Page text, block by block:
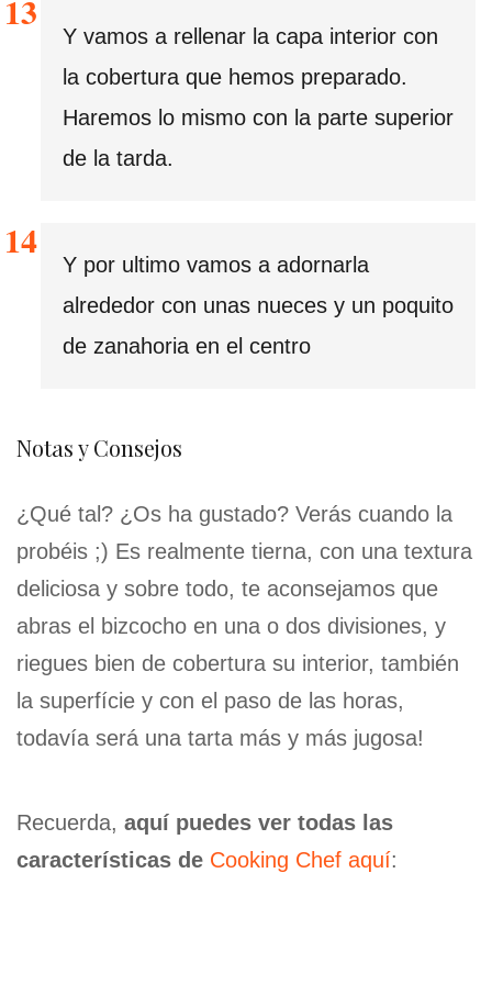
Y vamos a rellenar la capa interior con
la cobertura que hemos preparado.
Haremos lo mismo con la parte superior
de la tarda.
Y por ultimo vamos a adornarla
alrededor con unas nueces y un poquito
de zanahoria en el centro
Notas y Consejos
¿Qué tal? ¿Os ha gustado? Verás cuando la
probéis ;) Es realmente tierna, con una textura
deliciosa y sobre todo, te aconsejamos que
abras el bizcocho en una o dos divisiones, y
riegues bien de cobertura su interior, también
la superfície y con el paso de las horas,
todavía será una tarta más y más jugosa!
Recuerda, aquí puedes ver todas las
características de Cooking Chef aquí: